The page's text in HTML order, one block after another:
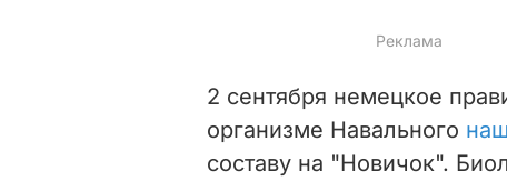
2 сентября немецкое
организме Навального
составу на "Новичок".